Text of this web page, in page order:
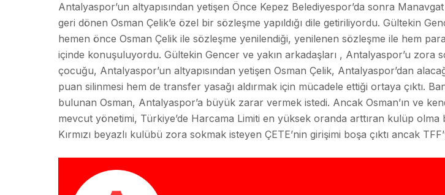
Antalyaspor’un altyapısından yetişen Önce Kepez Belediyespor’da sonra
geri dönen Osman Çelik’e özel bir sözleşme yapıldığı dile getiriliyordu. Gültekin
hemen önce Osman Çelik ile sözleşme yenilendiği, yenilenen sözleşme ile hem
içinde konuşuluyordu. Gültekin Gencer ve yakın arkadaşları , Antalyaspor’u zora
çocuğu, Antalyaspor’un altyapısından yetişen Osman Çelik, Antalyaspor’dan
puan silinmesi hem de transfer yasağı aldırmak için mücadele ettiği ortaya çıktı.
bulunan Osman, Antalyaspor’a büyük zarar vermek istedi. Ancak Osman’ın ve
mevcut yönetimi, Türkiye’de Harcama Limiti en yüksek oranda arttıran kulüp olma
Kırmızı beyazlı kulübü zora sokmak isteyen ÇETE’nin girişimi boşa çıktı ancak